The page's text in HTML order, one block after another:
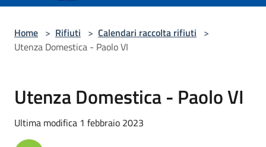
Home > Rifiuti > Calendari raccolta rifiuti >
Utenza Domestica - Paolo VI
Utenza Domestica - Paolo VI
Ultima modifica 1 febbraio 2023